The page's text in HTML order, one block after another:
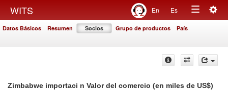
WITS En Es
Toggle
Datos Básicos Resumen Socios Grupo de productos País
Zimbabwe importaci n Valor del comercio (en miles de US$)